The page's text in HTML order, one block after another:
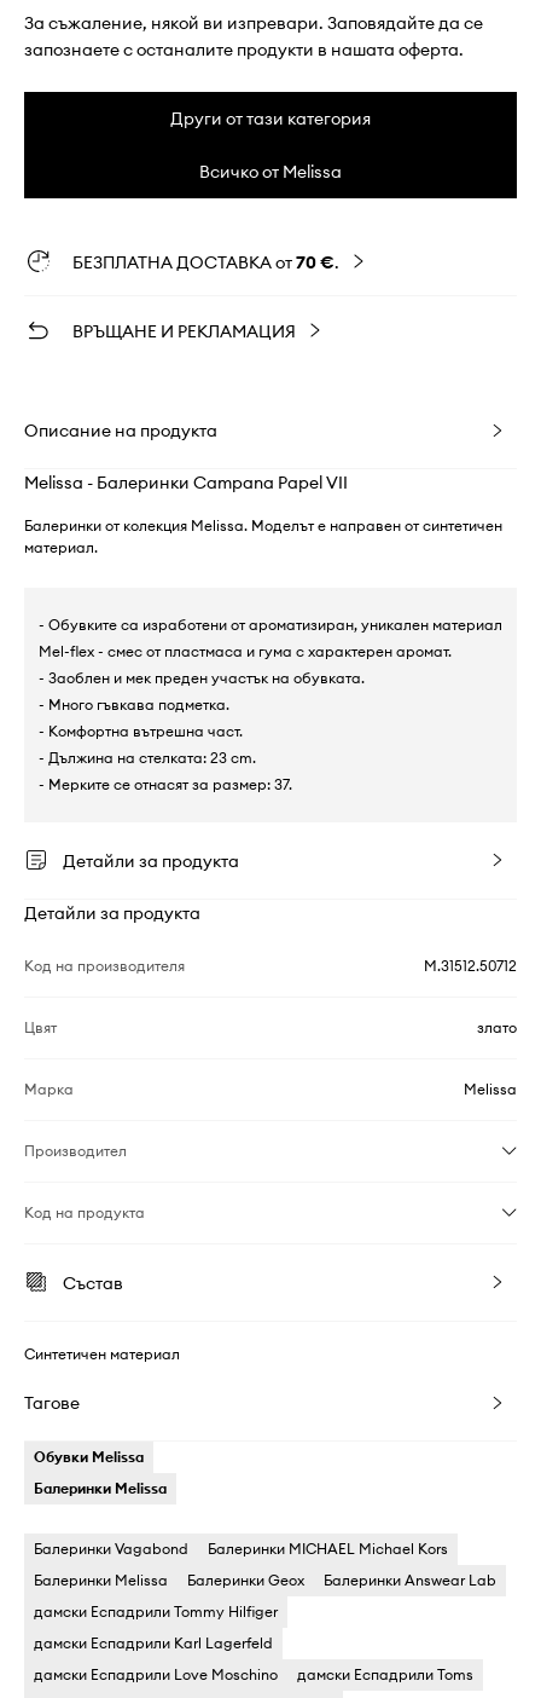
За съжаление, някой ви изпревари. Заповядайте да се
запознаете с останалите продукти в нашата оферта.
Други от тази категория
Всичко от Melissa
БЕЗПЛАТНА ДОСТАВКА от70 €.
ВРЪЩАНЕ И РЕКЛАМАЦИЯ
Описание на продукта
Melissa - Балеринки Campana Papel VII
Балеринки от колекция Melissa. Моделът е направен от синтетичен
материал.
- Обувките са изработени от ароматизиран, уникален материал
Mel-flex - смес от пластмаса и гума с характерен аромат.
- Заоблен и мек преден участък на обувката.
- Много гъвкава подметка.
- Комфортна вътрешна част.
- Дължина на стелката: 23 cm.
- Мерките се отнасят за размер: 37.
Детайли за продукта
Детайли за продукта
Код на производителя M.31512.50712
Цвят злато
Марка Melissa
Производител
Код на продукта
Състав
Синтетичен материал
Тагове
Обувки Melissa
Балеринки Melissa
Балеринки Vagabond
Балеринки MICHAEL Michael Kors
Балеринки Melissa
Балеринки Geox
Балеринки Answear Lab
дамски Еспадрили Tommy Hilfiger
дамски Еспадрили Karl Lagerfeld
дамски Еспадрили Love Moschino
дамски Еспадрили Toms